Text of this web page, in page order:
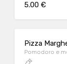
5.00 €
Pizza
Pomodoro e